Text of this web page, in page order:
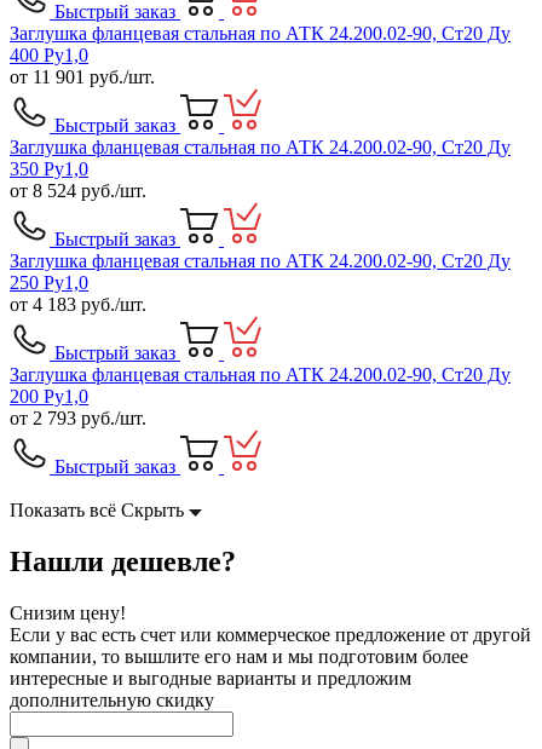
Быстрый заказ
Заглушка фланцевая стальная по АТК 24.200.02-90, Ст20 Ду
400 Ру1,0
от 11 901 руб./шт.
Быстрый заказ
Заглушка фланцевая стальная по АТК 24.200.02-90, Ст20 Ду
350 Ру1,0
от 8 524 руб./шт.
Быстрый заказ
Заглушка фланцевая стальная по АТК 24.200.02-90, Ст20 Ду
250 Ру1,0
от 4 183 руб./шт.
Быстрый заказ
Заглушка фланцевая стальная по АТК 24.200.02-90, Ст20 Ду
200 Ру1,0
от 2 793 руб./шт.
Быстрый заказ
Показать всё Скрыть
Нашли дешевле?
Снизим цену!
Если у вас есть счет или коммерческое предложение от другой
компании, то вышлите его нам и мы подготовим более
интересные и выгодные варианты и предложим
дополнительную скидку